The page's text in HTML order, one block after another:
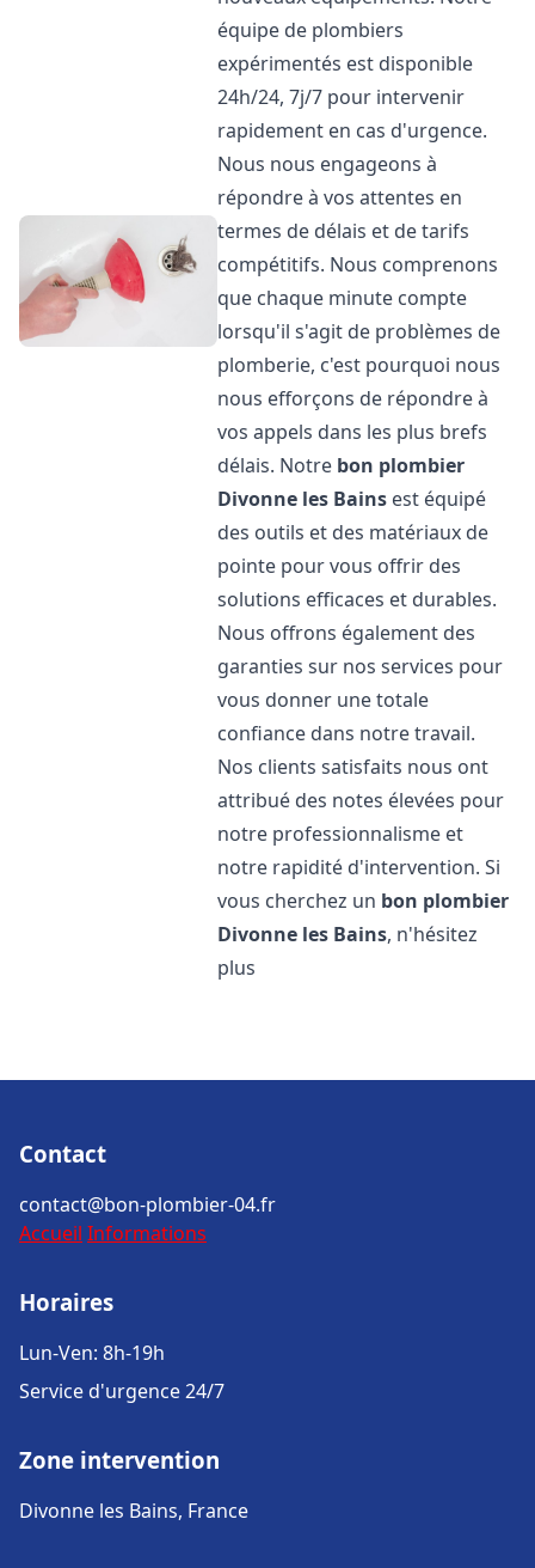
équipe de plombiers
expérimentés est disponible
24h/24, 7j/7 pour intervenir
rapidement en cas d'urgence.
Nous nous engageons à
répondre à vos attentes en
termes de délais et de tarifs
compétitifs. Nous comprenons
que chaque minute compte
lorsqu'il s'agit de problèmes de
plomberie, c'est pourquoi nous
nous efforçons de répondre à
vos appels dans les plus brefs
délais. Notre bon plombier
Divonne les Bains est équipé
des outils et des matériaux de
pointe pour vous offrir des
solutions efficaces et durables.
Nous offrons également des
garanties sur nos services pour
vous donner une totale
confiance dans notre travail.
Nos clients satisfaits nous ont
attribué des notes élevées pour
notre professionnalisme et
notre rapidité d'intervention. Si
vous cherchez un bon plombier
Divonne les Bains, n'hésitez
plus
Contact
contact@bon-plombier-04.fr
Accueil Informations
Horaires
Lun-Ven: 8h-19h
Service d'urgence 24/7
Zone intervention
Divonne les Bains, France